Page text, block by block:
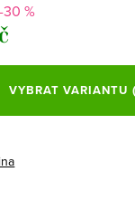
-30 %
VYBRAT VARIANTU